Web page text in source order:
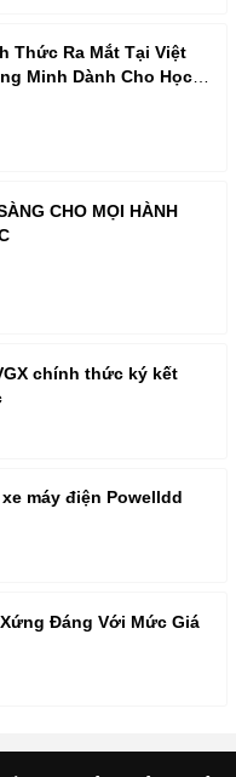
Thức Ra Mắt Tại Việt
Minh Dành Cho Học
CHO MỌI HÀNH
chính thức ký kết
máy điện Powelldd
Xứng Đáng Với Mức Giá